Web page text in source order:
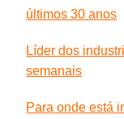
últimos 30 anos
Líder dos
semanais
Para onde está